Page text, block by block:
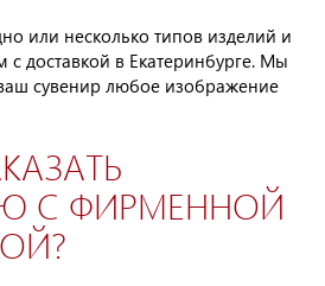
или несколько типов изделий и
с доставкой в Екатеринбурге. Мы
сувенир любое изображение
С ФИРМЕННОЙ